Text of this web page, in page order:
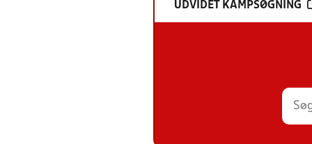
UDVIDET KAMPSØGNING